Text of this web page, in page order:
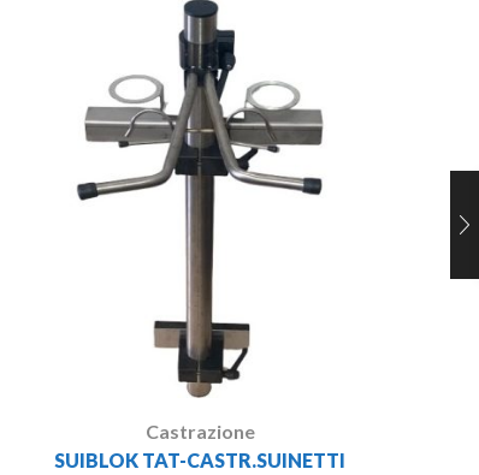
Castrazione
SUIBLOK TAT-CASTR.SUINETTI